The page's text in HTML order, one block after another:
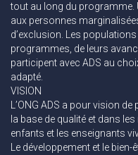
tout au long du programme.
aux personnes
d’exclusion. Les
programmes, de leurs
participent avec ADS au
adapté.
VISION
L’ONG ADS a pour vision
la base de qualité et dans
enfants et les enseignants
Le développement et le